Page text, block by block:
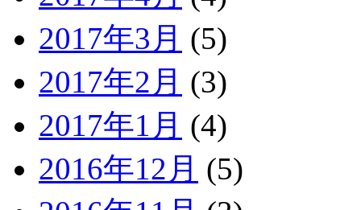
2017年3月 (5)
2017年2月 (3)
2017年1月 (4)
2016年12月 (5)